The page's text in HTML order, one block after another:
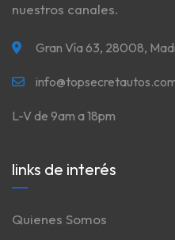
nuestros canales.
Gran Vía 63, 28008,
L-V de 9am a 18pm
links de interés
Quienes Somos